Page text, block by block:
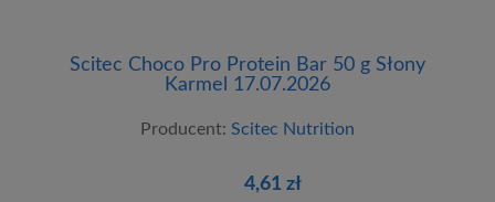
Scitec Choco Pro Protein Bar 50 g Słony
Karmel 17.07.2026
Producent: Scitec Nutrition
4,61 zł